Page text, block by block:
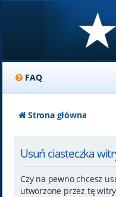
FAQ
Strona główna
Usuń ciasteczka
Czy na pewno chcesz
utworzone przez tę